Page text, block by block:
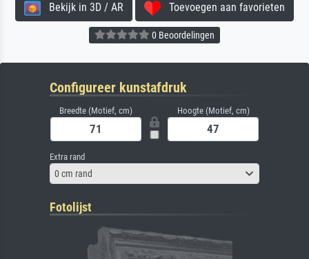
Bekijk in 3D / AR Toevoegen aan favorieten
0 Beoordelingen
Configureer kunstafdruk
Breedte (Motief, cm) Hoogte (Motief, cm)
Extra rand
0 cm rand
Fotolijst